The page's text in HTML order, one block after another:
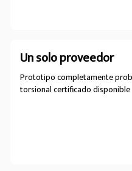
Un solo proveedor
Prototipo completamente
torsional certificado disponible